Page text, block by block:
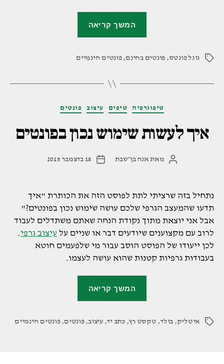
המשך קריאה
תגיותגוגל פונטס, פונטים בחינם,פונטים חינמיים
קטגוריות טיפוגרפיה טיפים עיצוב פונטים
איך לעשות שימוש נכון בפונטים
המחבר
מאת אנה בן־שבת
תאריך
18 בדצמבר 2015
נתחיל בזה שרציתי לתת לפוסט הזה את הכותרת "איך
תדעו שהמעצב הגרפי שלכם עושה שימוש נכון בפונטים?"
אבל אני יוצאת מתוך נקודת הנחה שאתם משתדלים לעבוד
לרוב עם מקצוענים שיודעים דבר או שניים על עיצוב גרפי.
לכן ייעודו של הפוסט הוסב עבור מי שלפעמים חוטא
בעבודות גרפיות קטנות שהוא עושה לעצמו.
המשך קריאה
נכון
תגיותאיטליק, בולד, טקסט רץ,כתב יד,עיצוב,פונטים,פונטים חינמיים